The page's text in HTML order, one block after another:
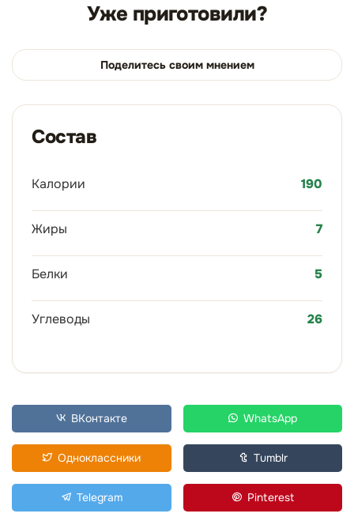
Уже приготовили?
Поделитесь своим мнением
Состав
Калории 190
Жиры 7
Белки 5
Углеводы 26
ВКонтакте WhatsApp
Одноклассники Tumblr
Telegram Pinterest